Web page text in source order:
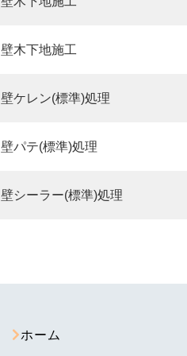
壁木下地施工
壁ケレン(標準)処理
壁パテ(標準)処理
壁シーラー(標準)処理
ホーム